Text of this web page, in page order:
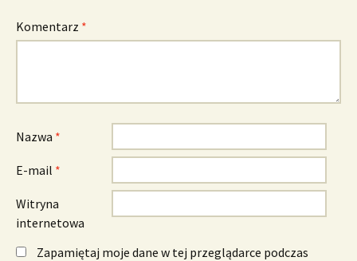
Komentarz *
Nazwa *
E-mail *
Witryna
internetowa
Zapamiętaj moje dane w tej przeglądarce podczas